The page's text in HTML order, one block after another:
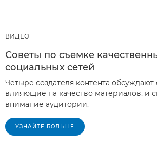
ВИДЕО
Советы по съемке
социальных сетей
Четыре создателя контента обсуждают
влияющие на качество материалов, и
внимание аудитории.
УЗНАЙТЕ БОЛЬШЕ